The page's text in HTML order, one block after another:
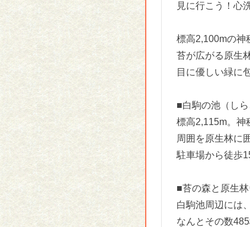
見に行こう！心
標高2,100mの神
苔が広がる原生
目に優しい緑に
■白駒の池（しら
標高2,115m。神
周囲を原生林に
駐車場から徒歩
■苔の森と原生林
白駒池周辺には
なんとその数485